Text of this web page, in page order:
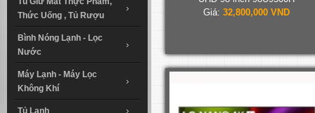
Thức Uống , Tủ Rượu
Bình Nóng Lạnh - Lọc
Nước
Máy Lạnh - Máy Lọc
Không Khí
Tủ Lạnh
Giá: 32,800,000 VND